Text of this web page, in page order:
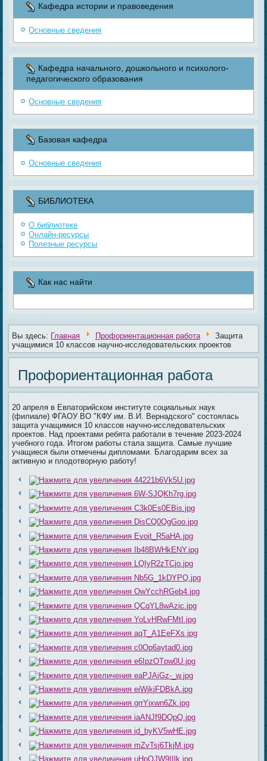
Кафедра истории и правоведения
Основные сведения
Кафедра начального, дошкольного и психолого-
педагогического образования
Основные сведения
Базовая кафедра
Основные сведения
БИБЛИОТЕКА
О библиотеке
Онлайн-ресурсы
Полезные ресурсы
Как нас найти
Вы здесь: Главная Профориентационная работа
Защита
учащимися 10 классов научно-исследовательских проектов
Профориентационная работа
20 апреля в Евпаторийском институте социальных наук
(филиале) ФГАОУ ВО "КФУ им. В.И. Вернадского" состоялась
защита учащимися 10 классов научно-исследовательских
проектов. Над проектами ребята работали в течение 2023-2024
учебного года. Итогом работы стала защита. Самые лучшие
учащиеся были отмечены дипломами. Благодарим всех за
активную и плодотворную работу!